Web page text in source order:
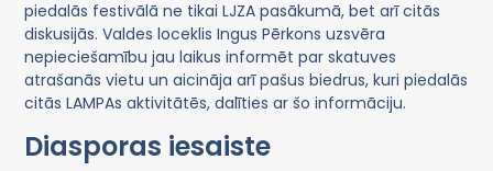
piedalās festivālā ne tikai LJZA pasākumā, bet arī citās
diskusijās. Valdes loceklis Ingus Pērkons uzsvēra
nepieciešamību jau laikus informēt par skatuves
atrašanās vietu un aicināja arī pašus biedrus, kuri piedalās
citās LAMPAs aktivitātēs, dalīties ar šo informāciju.
Diasporas iesaiste